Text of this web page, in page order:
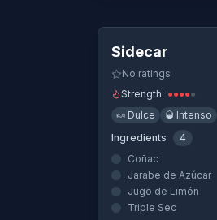
Sidecar
No ratings
Strength: ●●●●●
🍬 Dulce 🥃 Intenso
Ingredients
4
Coñac
Jarabe de Azúcar
Jugo de Limón
Triple Sec